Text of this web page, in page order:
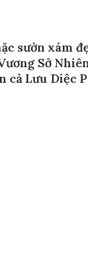
sườn xám
Sở
cả Lưu Diệc